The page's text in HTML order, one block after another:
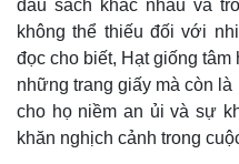
Bất động sản
Khởi nghiệp
đầu sách khác nhau và
không thể thiếu đối với
đọc cho biết, Hạt giống
những trang giấy mà còn
cho họ niềm an ủi và sự
khăn nghịch cảnh trong